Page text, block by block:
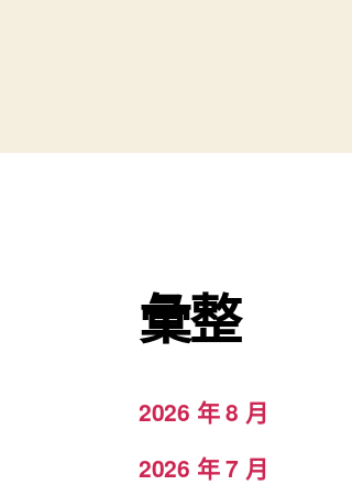
彙整
2026 年 8 月
2026 年 7 月